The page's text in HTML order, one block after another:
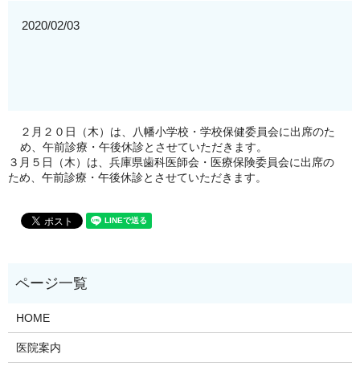
2020/02/03
２月２０日（木）は、八幡小学校・学校保健委員会に出席のた
め、午前診療・午後休診とさせていただきます。
３月５日（木）は、兵庫県歯科医師会・医療保険委員会に出席の
ため、午前診療・午後休診とさせていただきます。
HOME
医院案内